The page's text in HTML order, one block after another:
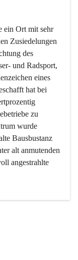
ein Ort mit sehr
Zusiedelungen
des
und Radsport,
eines
hat bei
zu
wurde
Bausbustanz
alt anmutenden
angestrahlte
aber integrativer